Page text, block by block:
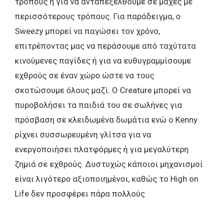
περισσότερους τρόπους. Για παράδειγμα, ο
Sweezy μπορεί να παγώσει τον χρόνο,
επιτρέποντας μας να περάσουμε από ταχύτατα
κινούμενες παγίδες ή για να ευθυγραμμίσουμε
εχθρούς σε έναν χώρο ώστε να τους
σκοτώσουμε όλους μαζί. Ο Creature μπορεί να
πυροβολήσει τα παιδιά του σε σωλήνες για
πρόσβαση σε κλειδωμένα δωμάτια ενώ ο Kenny
ρίχνει συσσωρευμένη γλίτσα για να
ενεργοποιήσει πλατφόρμες ή για μεγαλύτερη
ζημιά σε εχθρούς. Δυστυχώς κάποιοι μηχανισμοί
είναι λιγότερο αξιοποιημένοι, καθώς το High on
Life δεν προσφέρει πάρα πολλούς